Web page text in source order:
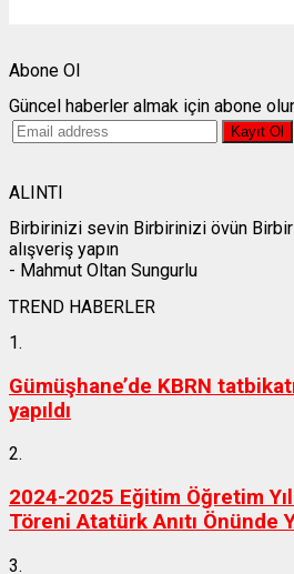
Abone Ol
Güncel haberler almak için abone
ALINTI
Birbirinizi sevin Birbirinizi övün
alışveriş yapın
- Mahmut Oltan Sungurlu
TREND HABERLER
1.
Gümüşhane’de KBRN
yapıldı
2.
2024-2025 Eğitim Öğretim
Töreni Atatürk Anıtı Önünde
3.